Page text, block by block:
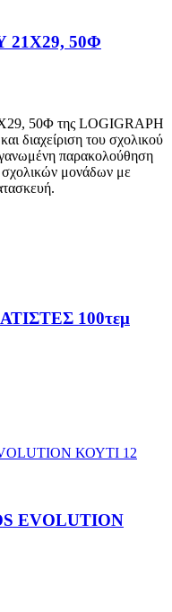
50Φ
50Φ της LOGIGRAPH
διαχείριση του σχολικού
παρακολούθηση
μονάδων με
100τεμ
EVOLUTION